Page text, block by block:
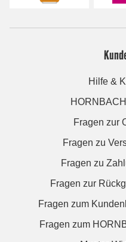
Hilfe &
Fragen zur
Fragen zu
Fragen zu
Fragen zur
Fragen zum
Fragen zum